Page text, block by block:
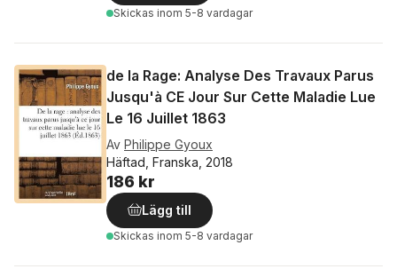
Skickas inom 5-8 vardagar
de la Rage: Analyse Des Travaux Parus
Jusqu'à CE Jour Sur Cette Maladie Lue
Le 16 Juillet 1863
Av Philippe Gyoux
Häftad, Franska, 2018
186 kr
Lägg till
Skickas inom 5-8 vardagar